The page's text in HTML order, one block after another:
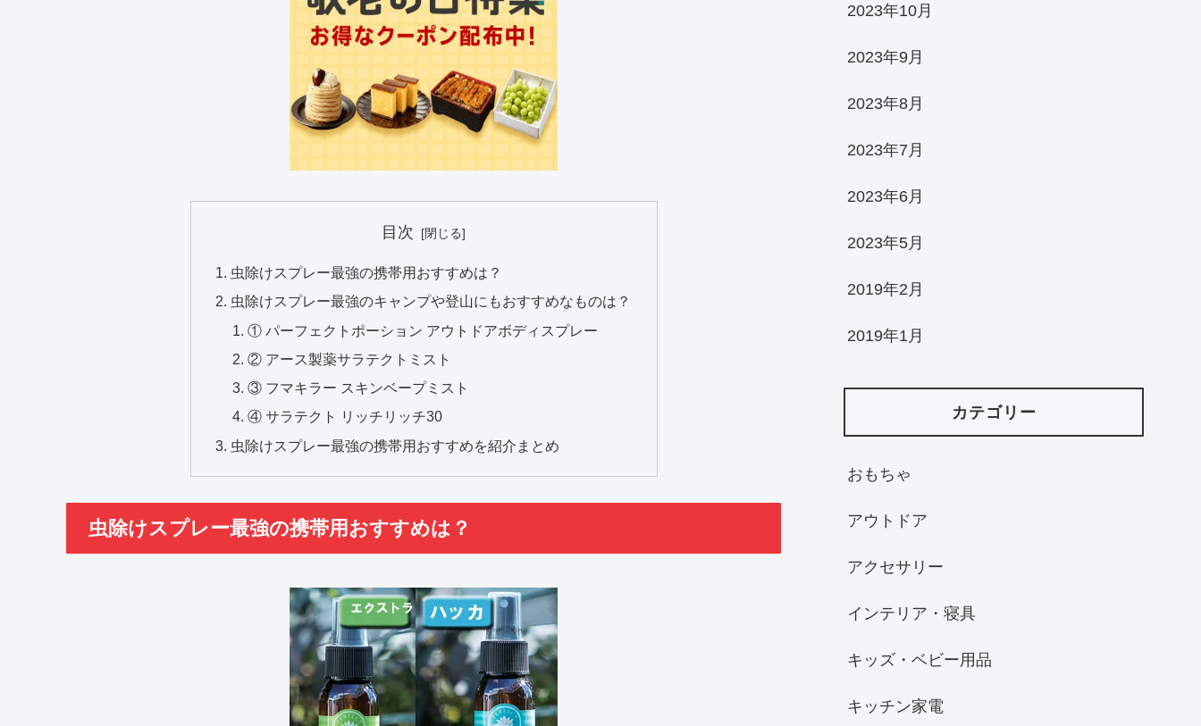
目次
虫除けスプレー最強の携帯用おすすめは？
虫除けスプレー最強のキャンプや登山にもおすすめなものは？
① パーフェクトポーション アウトドアボディスプレー
② アース製薬サラテクトミスト
③ フマキラー スキンベープミスト
④ サラテクト リッチリッチ30
虫除けスプレー最強の携帯用おすすめを紹介まとめ
虫除けスプレー最強の携帯用おすすめは？
2023年10月
2023年9月
2023年8月
2023年7月
2023年6月
2023年5月
2019年2月
2019年1月
カテゴリー
おもちゃ
アウトドア
アクセサリー
インテリア・寝具
キッズ・ベビー用品
キッチン家電